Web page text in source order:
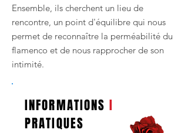
Ensemble, ils cherchent un lieu de
rencontre, un point d'équilibre qui nous
permet de reconnaître la perméabilité du
flamenco et de nous rapprocher de son
intimité.
INFORMATIONSI
PRATIQUES